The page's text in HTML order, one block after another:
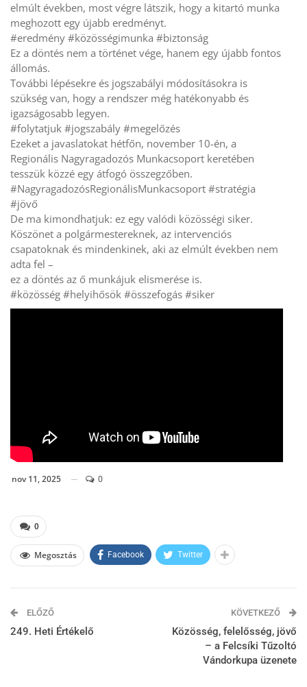
elmúlt években, most végre látszik, hogy a kitartó munka
meghozott egy újabb eredményt.
#eredmény #közösségimunka #biztonság
Ez a döntés nem a történet vége, hanem egy újabb fontos
állomás.
További lépésekre és jogszabályi módosításokra is
szükség van, hogy a rendszer még hatékonyabb és
igazságosabb legyen.
#folytatjuk #jogszabály #megelőzés
Ezeket a javaslatokat hétfőn, november 10-én, a
Regionális Nagyragadozós Munkacsoport keretében
tesszük közzé egy átfogó összegzőben.
#NagyragadozósRegionálisMunkacsoport #stratégia
#jövő
De ma kimondhatjuk: ez egy valódi közösségi siker.
Köszönet a polgármestereknek, az intervenciós
csapatoknak és mindenkinek, aki az elmúlt években nem
adta fel –
ez a döntés az ő munkájuk elismerése is.
#közösség #helyihősök #összefogás #siker
nov 11, 2025 0
0
Megosztás Facebook Twitter
ELŐZŐ
249. Heti Értékelő
KÖVETKEZŐ
Közösség, felelősség, jövő
– a Felcsíki Tűzoltó
Vándorkupa üzenete